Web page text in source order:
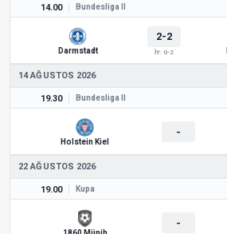
14.00 Bundesliga II
Darmstadt
2-2
İY: 0-2
14 AĞUSTOS 2026
19.30 Bundesliga II
Holstein Kiel
-
22 AĞUSTOS 2026
19.00 Kupa
-